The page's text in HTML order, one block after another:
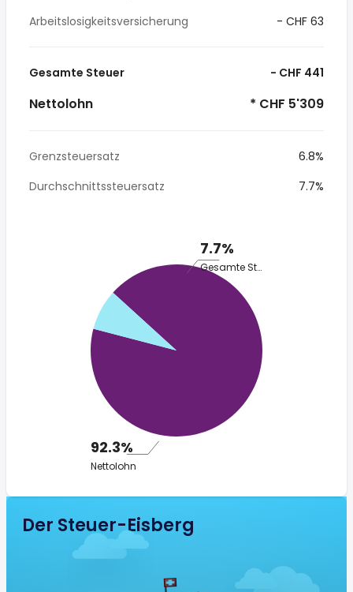
Arbeitslosigkeitsversicherung - CHF 63
Gesamte Steuer - CHF 441
Nettolohn * CHF 5'309
Grenzsteuersatz
6.8%
Durchschnittssteuersatz
7.7%
7.7%
Gesamte Steuer
92.3%
Nettolohn
Der Steuer-Eisberg